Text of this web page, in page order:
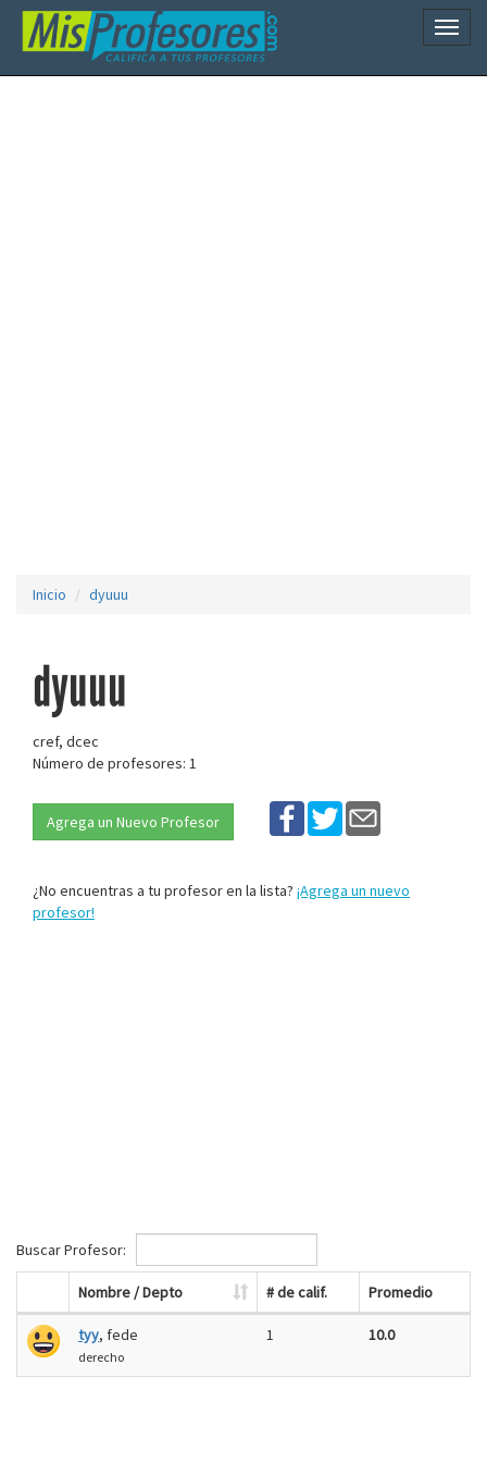
Inicio dyuuu
dyuuu
cref, dcec
Número de profesores: 1
Agrega un Nuevo Profesor
¿No encuentras a tu profesor en la lista? ¡Agrega un nuevo
profesor!
Buscar Profesor:
Nombre / Depto # de calif. Promedio
tyy, fede
derecho
1 10.0